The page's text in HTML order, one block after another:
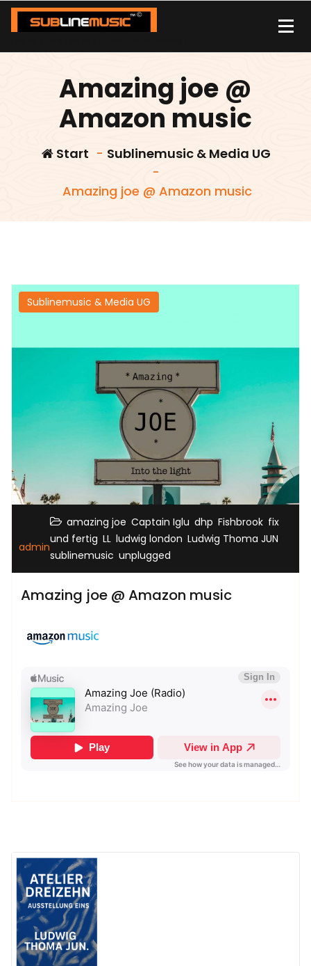
Zum
Inhalt
Amazing joe @
Amazon music
Start - Sublinemusic & Media UG
-
Amazing joe @ Amazon music
Sublinemusic & Media UG
admin
amazing joe Captain Iglu dhp Fishbrook fix
und fertig LL ludwig london Ludwig Thoma JUN
sublinemusic unplugged
Amazing joe @ Amazon music